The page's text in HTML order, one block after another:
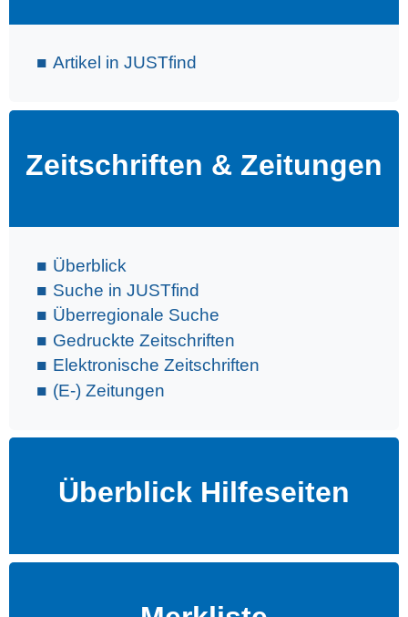
Artikel in JUSTfind
Zeitschriften & Zeitungen
Überblick
Suche in JUSTfind
Überregionale Suche
Gedruckte Zeitschriften
Elektronische Zeitschriften
(E-) Zeitungen
Überblick Hilfeseiten